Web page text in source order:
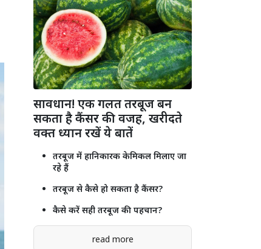
सावधान! एक गलत तरबूज बन
सकता है कैंसर की वजह, खरीदते
वक्त ध्यान रखें ये बातें
तरबूज में हानिकारक केमिकल मिलाए जा
रहे हैं
तरबूज से कैसे हो सकता है कैंसर?
कैसे करें सही तरबूज की पहचान?
read more